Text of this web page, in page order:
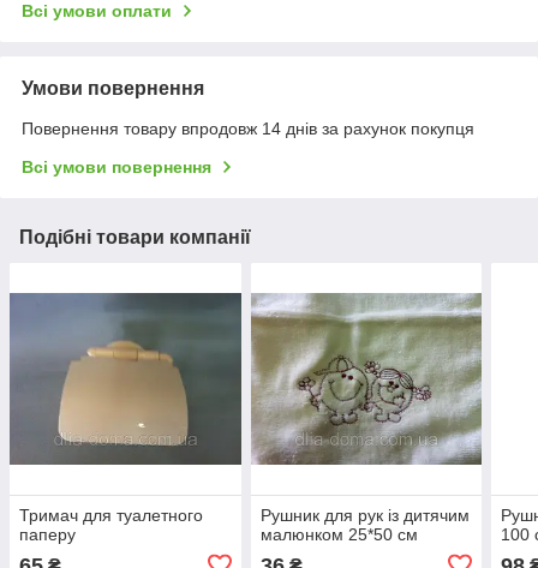
Всі умови оплати
Умови повернення
Повернення товару впродовж 14 днів за рахунок покупця
Всі умови повернення
Подібні товари компанії
Тримач для туалетного
паперу
Рушник для рук із дитячим
малюнком 25*50 см
100